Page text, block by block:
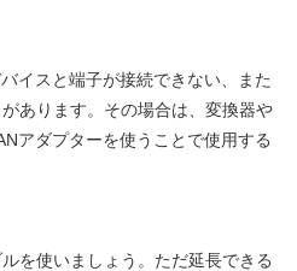
イスと端子が接続できない、また
あります。その場合は、変換器や
アダプターを使うことで使用する
を使いましょう。ただ延長できる